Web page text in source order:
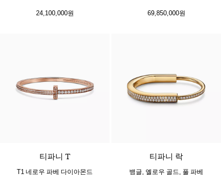
24,100,000원
69,850,000원
티파니 T
T1 네로우 파베 다이아몬드
티파니 락
뱅글, 옐로우 골드, 풀 파베